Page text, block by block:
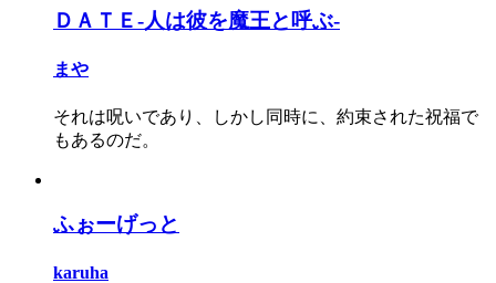
ＤＡＴＥ-人は彼を魔王と呼ぶ-
まや
それは呪いであり、しかし同時に、約束された祝福で
もあるのだ。
ふぉーげっと
karuha